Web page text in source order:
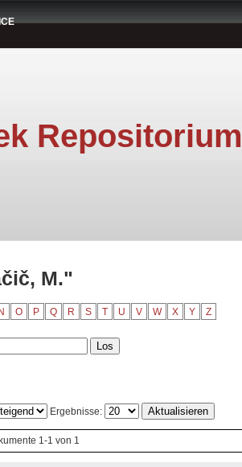
Repositorium
M."
N O P Q R S T U V W X Y Z
Ergebnisse:
1-1 von 1